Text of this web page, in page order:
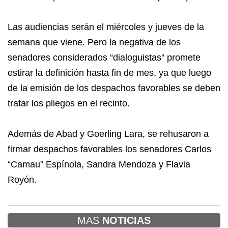
Las audiencias serán el miércoles y jueves de la
semana que viene. Pero la negativa de los
senadores considerados “dialoguistas” promete
estirar la definición hasta fin de mes, ya que luego
de la emisión de los despachos favorables se deben
tratar los pliegos en el recinto.
Además de Abad y Goerling Lara, se rehusaron a
firmar despachos favorables los senadores Carlos
“Camau” Espínola, Sandra Mendoza y Flavia
Royón.
MAS NOTICIAS